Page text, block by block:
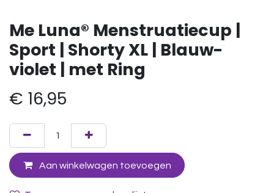
Me Luna® Menstruatiecup |
Sport | Shorty XL | Blauw-
violet | met Ring
€ 16,95
Aan winkelwagen toevoegen